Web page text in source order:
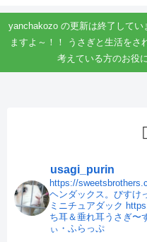
yanchakozo の更新は終了して
ますよ～！！ うさぎと生活をさ
考えている方のお役
usagi_purin
https://
ヘンダックス。びすけ
ミニチュアダック
ち耳＆垂れ耳うさぎ〜
ぃ・ふらっぷ